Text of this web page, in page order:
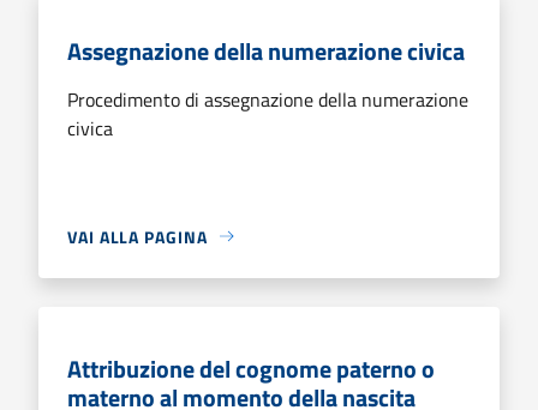
Assegnazione della numerazione civica
Procedimento di assegnazione della numerazione
civica
VAI ALLA PAGINA
Attribuzione del cognome paterno o
materno al momento della nascita